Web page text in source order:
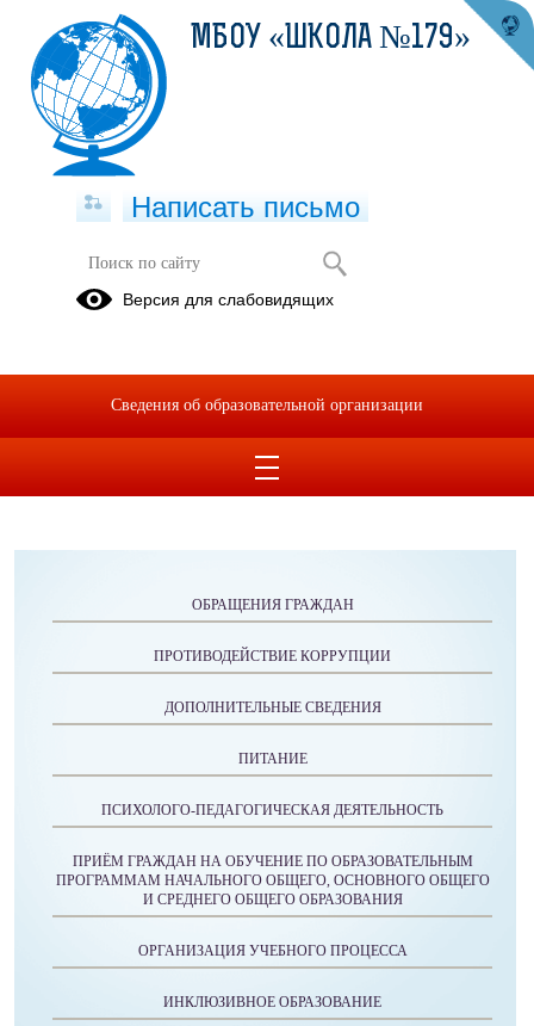
Формы документов, связанных с
противодействием коррупции, для
ОБРАЩЕНИЯ ГРАЖДАН
ПРОТИВОДЕЙСТВИЕ КОРРУПЦИИ
ДОПОЛНИТЕЛЬНЫЕ СВЕДЕНИЯ
ПИТАНИЕ
ПСИХОЛОГО-ПЕДАГОГИЧЕСКАЯ ДЕЯТЕЛЬНОСТЬ
ПРИЁМ ГРАЖДАН НА ОБУЧЕНИЕ ПО ОБРАЗОВАТЕЛЬНЫМ
ПРОГРАММАМ НАЧАЛЬНОГО ОБЩЕГО, ОСНОВНОГО ОБЩЕГО
И СРЕДНЕГО ОБЩЕГО ОБРАЗОВАНИЯ
ОРГАНИЗАЦИЯ УЧЕБНОГО ПРОЦЕССА
ИНКЛЮЗИВНОЕ ОБРАЗОВАНИЕ
МБОУ «ШКОЛА №179»
Написать письмо
Версия для слабовидящих
Сведения об образовательной организации